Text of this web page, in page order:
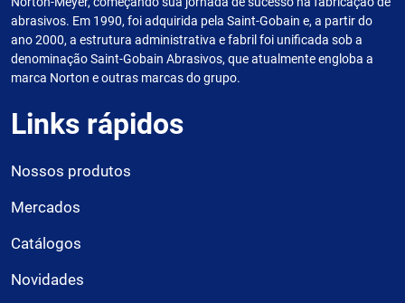
abrasivos. Em 1990, foi adquirida pela Saint-Gobain e, a partir do
ano 2000, a estrutura administrativa e fabril foi unificada sob a
denominação Saint-Gobain Abrasivos, que atualmente engloba a
marca Norton e outras marcas do grupo.
Links rápidos
Nossos produtos
Mercados
Catálogos
Novidades